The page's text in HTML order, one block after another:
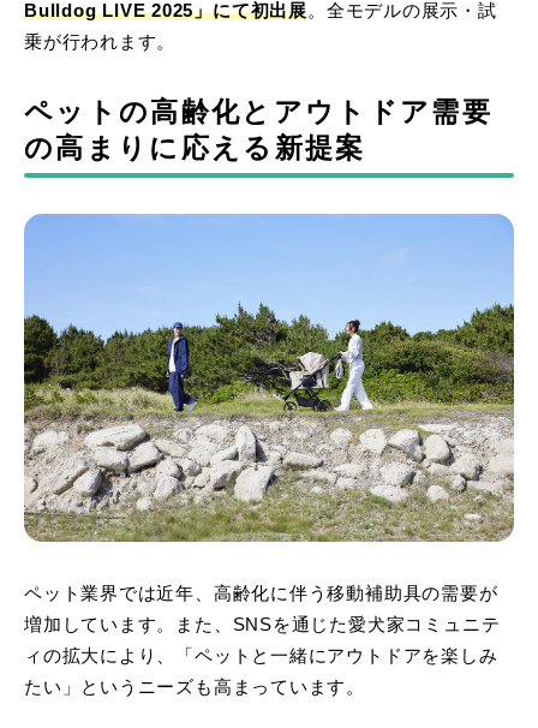
Bulldog LIVE 2025」にて初出展。全モデルの展示・試
乗が行われます。
ペットの高齢化とアウトドア需要
の高まりに応える新提案
ペット業界では近年、高齢化に伴う移動補助具の需要が
増加しています。また、SNSを通じた愛犬家コミュニテ
ィの拡大により、「ペットと一緒にアウトドアを楽しみ
たい」というニーズも高まっています。